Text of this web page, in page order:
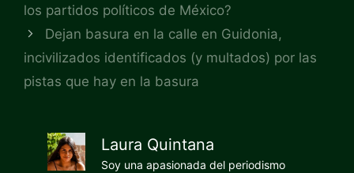
los partidos políticos de México?
Dejan basura en la calle en Guidonia,
incivilizados identificados (y multados) por las
pistas que hay en la basura
Laura Quintana
Soy una apasionada del periodismo